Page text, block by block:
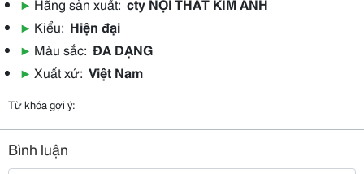
▶ Kiểu: Hiện đại
▶ Màu sắc: ĐA DẠNG
▶ Xuất xứ: Việt Nam
Từ khóa gợi ý:
Bình luận